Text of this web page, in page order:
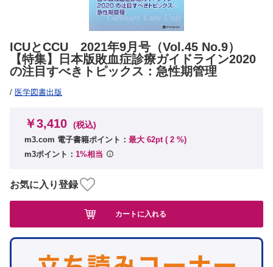
ICUとCCU 2021年9月号（Vol.45 No.9）
【特集】日本版敗血症診療ガイドライン2020
の注目すべきトピックス：急性期管理
/ 医学図書出版
￥3,410 (税込)
m3.com 電子書籍ポイント： 最大 62pt ( 2 %)
m3ポイント： 1%相当
お気に入り登録
カートに入れる